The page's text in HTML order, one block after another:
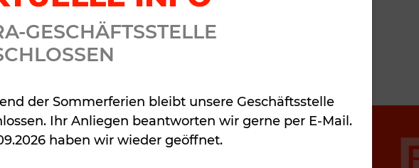
GESCHÄFTSSTELLE
der Sommerferien bleibt unsere Geschäftsstelle
Ihr Anliegen beantworten wir gerne per E-Mail.
haben wir wieder geöffnet.